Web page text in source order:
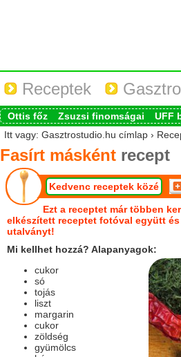
Receptek
Ottis főz Zsuzsi finomságai
UFF
Itt vagy: Gasztrostudio.hu címlap ›
Fasírt máskéntrecept
Kedvenc receptek közé
Ezt a receptet már többen
elkészített receptet fotóval együtt
utalványt!
Mi kellhet hozzá? Alapanyagok:
cukor
só
tojás
liszt
margarin
cukor
zöldség
gyümölcs